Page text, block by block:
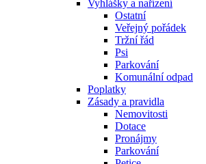
Vyhlášky a nařízení
Ostatní
Veřejný pořádek
Tržní řád
Psi
Parkování
Komunální odpad
Poplatky
Zásady a pravidla
Nemovitosti
Dotace
Pronájmy
Parkování